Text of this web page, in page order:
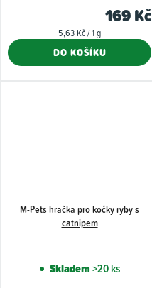
169 Kč
Měrná
5,63 Kč / 1 g
DO KOŠÍKU
M-Pets hračka pro kočky ryby s
catnipem
Skladem>20 ks